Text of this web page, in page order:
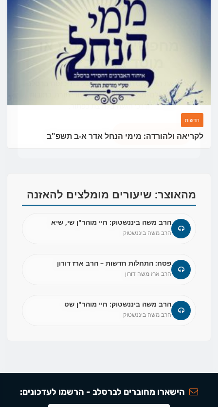
חדשות
לקריאה ולהורדה: מימי הנחל אדר א-ב תשפ"ב
מהאוצר: שיעורים מומלצים להאזנה
הרב משה ביננשטוק: חיי מוהר"ן שי, שיא
הרב משה ביננשטוק
פסח: התחלות חדשות – הרב ארז דורון
הרב ארז משה דורון
הרב משה ביננשטוק: חיי מוהר"ן שט
הרב משה ביננשטוק
הישארו מחוברים לברסלב - הרשמו לעדכונים:
מחפשים בית כנסת או
מוסד ברסלב?
הכירו את האינדקס החדש והמקיף של בתי כנסת ברסלב
בארץ ובעולם! מצאו זמני תפילות, שיעורי תורה, כתובות
לכניסה לאינדקס ➔